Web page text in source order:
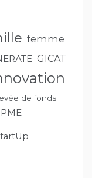
femme
GICAT
de fonds
PME